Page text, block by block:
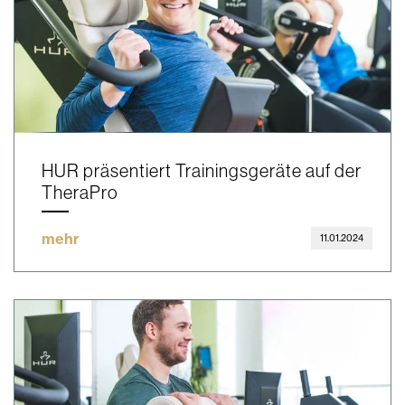
HUR präsentiert Trainingsgeräte auf der
TheraPro
mehr 11.01.2024